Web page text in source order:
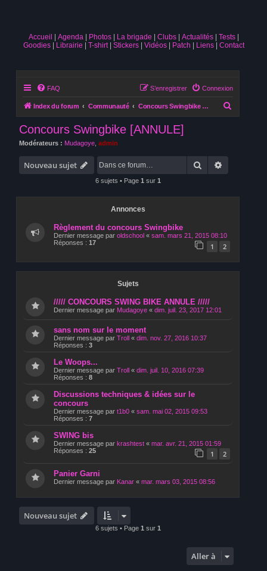
Accueil Agenda Photos La brigade Clubs Actualités
Tests
Goodies
Librairie T-shirt Stickers Vidéos Patch Liens Contact
FAQ Connexion
S’enregistrer
Index du forum Communauté Concours Swingbike [ANNULE]
Concours Swingbike [ANNULE]
Modérateurs : Mudagoye admin
Nouveau sujet Rechercher
6 sujets • Page 1 sur 1
Annonces
Règlement du concours Swingbike
Dernier message par oldschool « sam. mars 21, 2015 08:10
Réponses : 17 1 2
Sujets
///// CONCOURS SWING BIKE ANNULE /////
Dernier message par Mudagoye « dim. juil. 23, 2017 12:01
sans nom sur le moment
Dernier message par Troll « dim. nov. 27, 2016 10:37
Réponses : 3
Le Woops...
Dernier message par Troll « dim. juil. 10, 2016 07:39
Réponses : 8
Discussions techniques & idées sur le
concours
Dernier message par t1b0 « sam. mai 02, 2015 09:53
Réponses : 7
SWING bis
Dernier message par krashtest « mar. avr. 21, 2015 01:59
Réponses : 25 1 2
Panier Garni
Dernier message par Kanar « mar. mars 03, 2015 08:56
Nouveau sujet
6 sujets • Page 1 sur 1
Aller à